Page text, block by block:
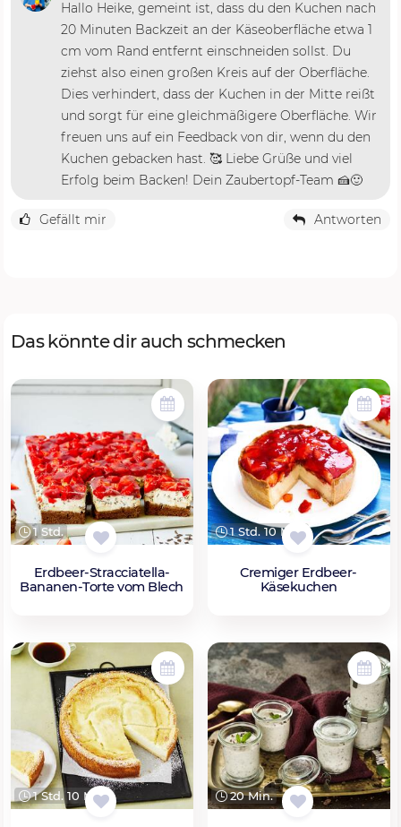
Hallo Heike, gemeint ist, dass du den Kuchen nach
20 Minuten Backzeit an der Käseoberfläche etwa 1
cm vom Rand entfernt einschneiden sollst. Du
ziehst also einen großen Kreis auf der Oberfläche.
Dies verhindert, dass der Kuchen in der Mitte reißt
und sorgt für eine gleichmäßigere Oberfläche. Wir
freuen uns auf ein Feedback von dir, wenn du den
Kuchen gebacken hast. 🥰 Liebe Grüße und viel
Erfolg beim Backen! Dein Zaubertopf-Team 🍰🙂
Gefällt mir Antworten
Das könnte dir auch schmecken
1 Std.
Erdbeer-Stracciatella-
Bananen-Torte vom Blech
1 Std. 10 Min.
Cremiger Erdbeer-
Käsekuchen
1 Std. 10 Min. 20 Min.